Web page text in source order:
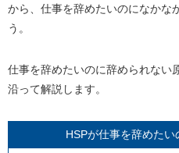
から、仕事を辞めたいのになかな
う。
仕事を辞めたいのに辞められない
沿って解説します。
HSPが仕事を辞めた